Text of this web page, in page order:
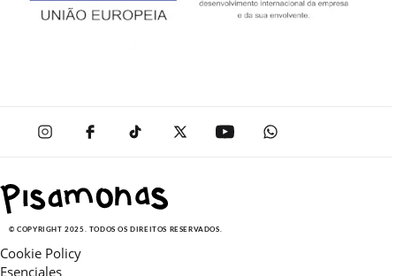
© COPYRIGHT 2025. TODOS OS DIREITOS RESERVADOS.
Cookie Policy
Esenciales